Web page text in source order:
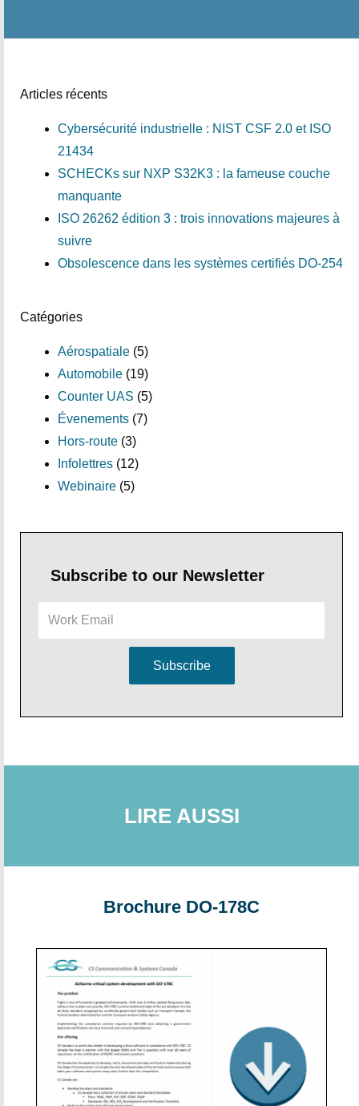
Articles récents
Cybersécurité industrielle : NIST CSF 2.0 et ISO
21434
SCHECKs sur NXP S32K3 : la fameuse couche
manquante
ISO 26262 édition 3 : trois innovations majeures à
suivre
Obsolescence dans les systèmes certifiés DO-254
Catégories
Aérospatiale(5)
Automobile(19)
Counter UAS (5)
Évenements(7)
Hors-route(3)
Infolettres(12)
Webinaire(5)
Subscribe to our Newsletter
Subscribe
LIRE AUSSI
Brochure DO-178C